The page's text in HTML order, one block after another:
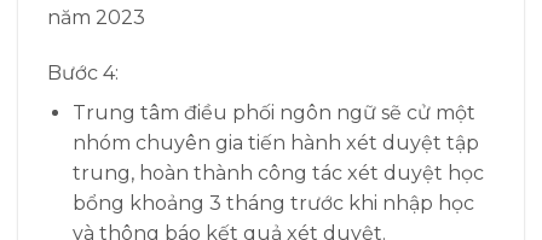
năm 2023
Bước 4:
Trung tâm điều phối ngôn ngữ sẽ cử một
nhóm chuyên gia tiến hành xét duyệt tập
trung, hoàn thành công tác xét duyệt học
bổng khoảng 3 tháng trước khi nhập học
và thông báo kết quả xét duyệt.